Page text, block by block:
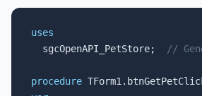
uses
sgcOpenAPI_PetStore;
//
procedure